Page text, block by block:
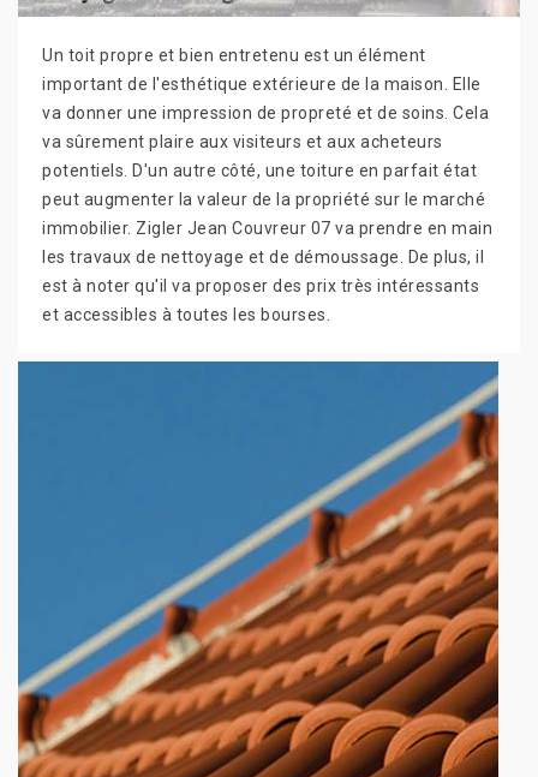
Un toit propre et bien entretenu est un élément
important de l'esthétique extérieure de la maison. Elle
va donner une impression de propreté et de soins. Cela
va sûrement plaire aux visiteurs et aux acheteurs
potentiels. D'un autre côté, une toiture en parfait état
peut augmenter la valeur de la propriété sur le marché
immobilier. Zigler Jean Couvreur 07 va prendre en main
les travaux de nettoyage et de démoussage. De plus, il
est à noter qu'il va proposer des prix très intéressants
et accessibles à toutes les bourses.